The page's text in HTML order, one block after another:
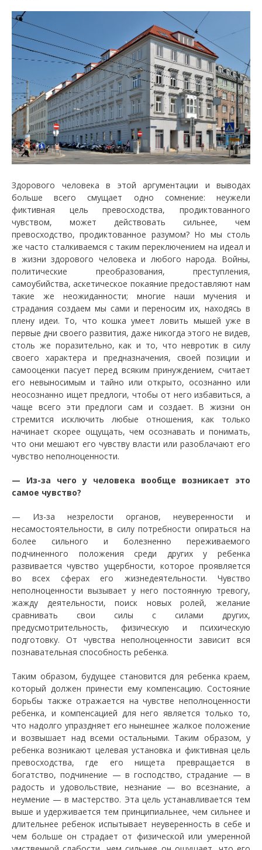
Здорового человека в этой аргументации и выводах
больше всего смущает одно сомнение: неужели
фиктивная цель превосходства, продиктованного
чувством, может действовать сильнее, чем
превосходство, продиктованное разумом? Но мы столь
же часто сталкиваемся с таким переключением на идеал и
в жизни здорового человека и любого народа. Войны,
политические преобразования, преступления,
самоубийства, аскетическое покаяние предоставляют нам
такие же неожиданности; многие наши мучения и
страдания создаем мы сами и переносим их, находясь в
плену идеи. То, что кошка умеет ловить мышей уже в
первые дни своего развития, даже никогда этого не видев,
столь же поразительно, как и то, что невротик в силу
своего характера и предназначения, своей позиции и
самооценки пасует перед всяким принуждением, считает
его невыносимым и тайно или открыто, осознанно или
неосознанно ищет предлоги, чтобы от него избавиться, а
чаще всего эти предлоги сам и создает. В жизни он
стремится исключить любые отношения, как только
начинает скорее ощущать, чем осознавать и понимать,
что они мешают его чувству власти или разоблачают его
чувство неполноценности.
— Из-за чего у человека вообще возникает это
самое чувство?
— Из-за незрелости органов, неуверенности и
несамостоятельности, в силу потребности опираться на
более сильного и болезненно переживаемого
подчиненного положения среди других у ребенка
развивается чувство ущербности, которое проявляется
во всех сферах его жизнедеятельности. Чувство
неполноценности вызывает у него постоянную тревогу,
жажду деятельности, поиск новых ролей, желание
сравнивать свои силы с силами других,
предусмотрительность, физическую и психическую
подготовку. От чувства неполноценности зависит вся
познавательная способность ребенка.
Таким образом, будущее становится для ребенка краем,
который должен принести ему компенсацию. Состояние
борьбы также отражается на чувстве неполноценности
ребенка, и компенсацией для него является только то,
что надолго упраздняет его нынешнее жалкое положение
и возвышает над всеми остальными. Таким образом, у
ребенка возникают целевая установка и фиктивная цель
превосходства, где его нищета превращается в
богатство, подчинение — в господство, страдание — в
радость и удовольствие, незнание — во всезнание, а
неумение — в мастерство. Эта цель устанавливается тем
выше и удерживается тем принципиальнее, чем сильнее и
длительнее ребенок испытывает неуверенность в себе и
чем больше он страдает от физической или умеренной